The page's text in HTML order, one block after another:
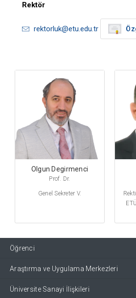
Rektör
rektorluk@etu.edu.tr
Olgun Degirmenci
Prof. Dr.
Genel Sekreter V.
Öğrenci
Araştırma ve Uygulama Merkezleri
Üniversite Sanayi İlişkileri